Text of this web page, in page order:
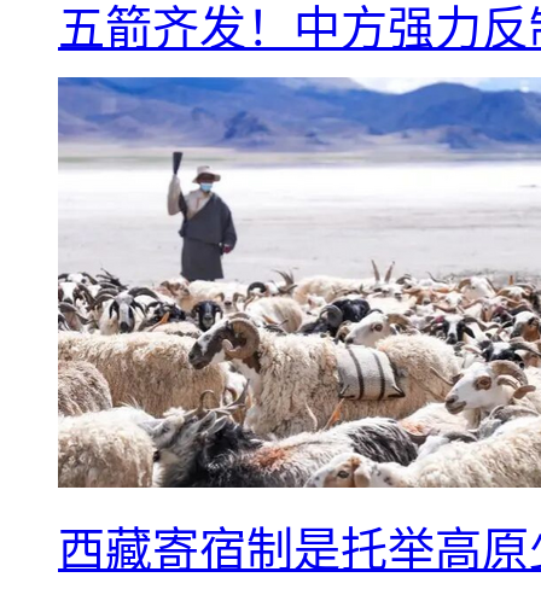
五箭齐发！中方强力
西藏寄宿制是托举高